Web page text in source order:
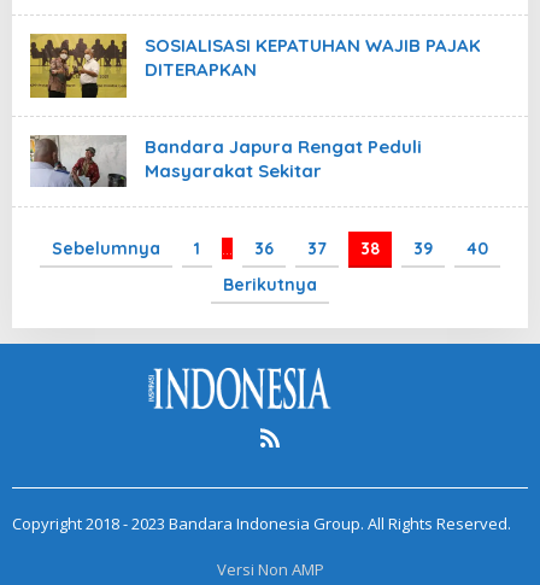
SOSIALISASI KEPATUHAN WAJIB PAJAK
DITERAPKAN
Bandara Japura Rengat Peduli
Masyarakat Sekitar
Sebelumnya 1 … 36 37 38 39
40
Berikutnya
Copyright 2018 - 2023 Bandara Indonesia Group. All Rights Reserved.
Versi Non AMP